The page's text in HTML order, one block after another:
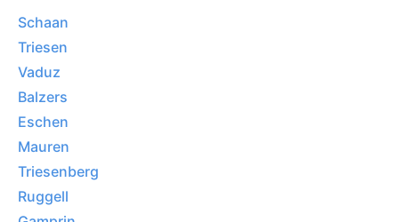
Schaan
Triesen
Vaduz
Balzers
Eschen
Mauren
Triesenberg
Ruggell